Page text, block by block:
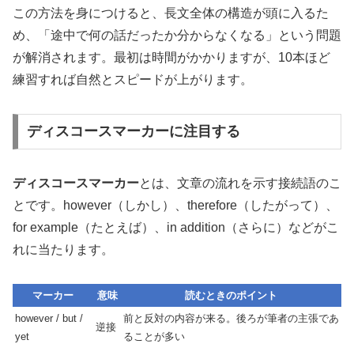
この方法を身につけると、長文全体の構造が頭に入るた
め、「途中で何の話だったか分からなくなる」という問題
が解消されます。最初は時間がかかりますが、10本ほど
練習すれば自然とスピードが上がります。
ディスコースマーカーに注目する
ディスコースマーカーとは、文章の流れを示す接続語のこ
とです。however（しかし）、therefore（したがって）、
for example（たとえば）、in addition（さらに）などがこ
れに当たります。
マーカー 意味
読むときのポイント
however / but /
yet
逆接
前と反対の内容が来る。後ろが筆者の主張であ
ることが多い